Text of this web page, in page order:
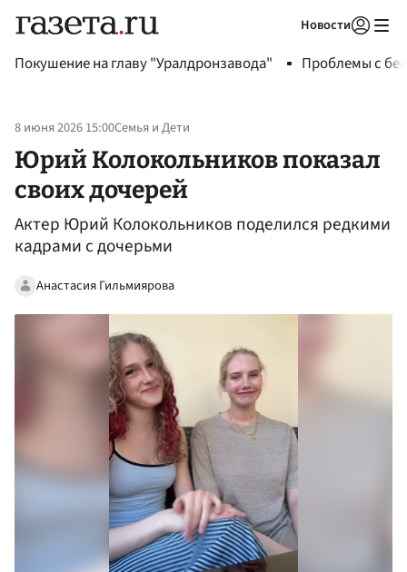
Новости
Покушение на главу "Уралдронзавода" Проблемы с
8 июня 2026 15:00Семья и Дети
Юрий Колокольников показал
своих дочерей
Актер Юрий Колокольников поделился редкими
кадрами с дочерьми
Анастасия Гильмиярова